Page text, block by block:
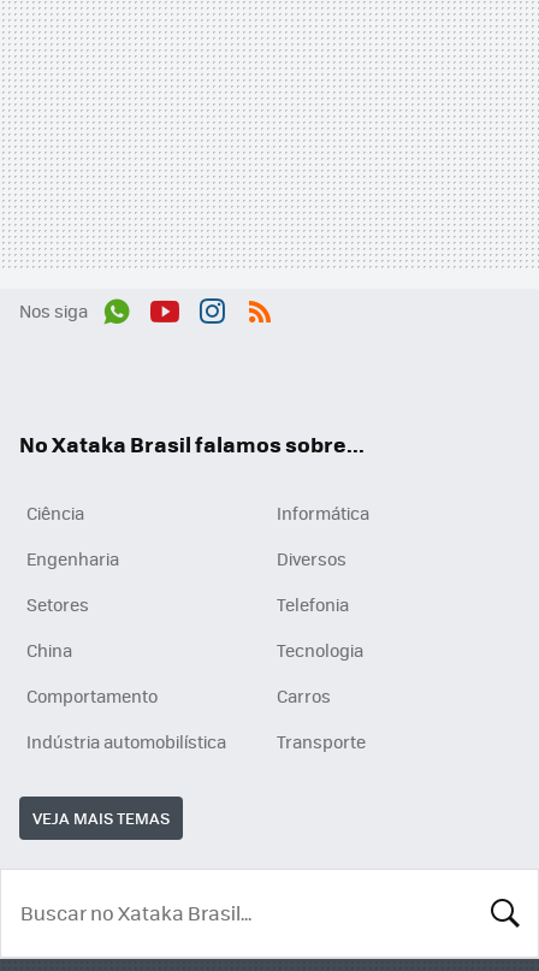
Nos siga
No Xataka Brasil falamos sobre...
Ciência
Informática
Engenharia
Diversos
Setores
Telefonia
China
Tecnologia
Comportamento
Carros
Indústria automobilística
Transporte
VEJA MAIS TEMAS